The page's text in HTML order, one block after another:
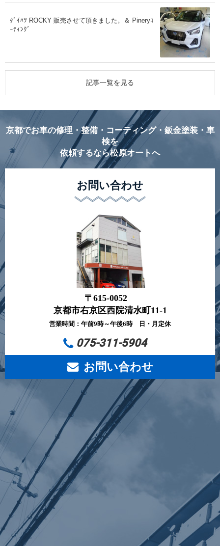
ﾀﾞｲﾊﾂ ROCKY 販売させて頂きました。＆ Pineryｺ
ｰﾃｨﾝｸﾞ
記事一覧を見る
京都でお車の修理・整備・コーティング・鈑金塗装・車
検を
依頼するなら松原オートへ
お問い合わせ
〒615-0052
京都市右京区西院清水町11-1
営業時間：午前9時～午後6時 日・月定休
075-311-5904
お問い合わせ